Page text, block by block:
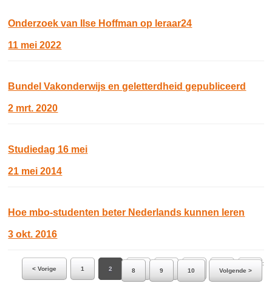
Onderzoek van Ilse Hoffman op leraar24
11 mei 2022
Bundel Vakonderwijs en geletterdheid gepubliceerd
2 mrt. 2020
Studiedag 16 mei
21 mei 2014
Hoe mbo-studenten beter Nederlands kunnen leren
3 okt. 2016
Ga naar pagina:
< Vorige
1 2 5 6 7
8 9 10 Volgende >